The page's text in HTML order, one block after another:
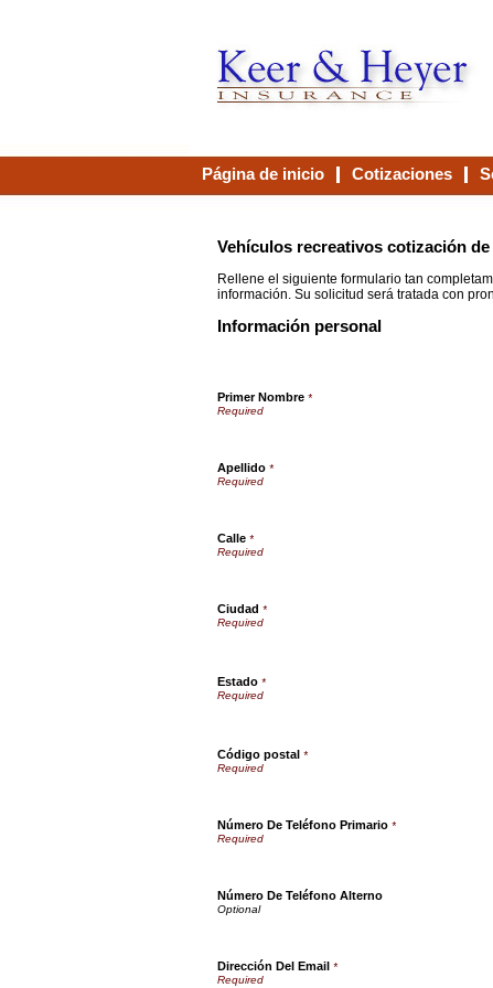
Página de inicio Cotizaciones
Vehículos recreativos cotización
Rellene el siguiente formulario tan
información. Su solicitud será tratada con
Información personal
Primer Nombre *
Apellido *
Calle *
Ciudad *
Estado *
Código postal *
Número De Teléfono Primario *
Número De Teléfono Alterno
Dirección Del Email *